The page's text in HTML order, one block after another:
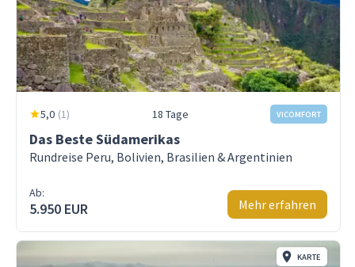
5,0 (1) 18 Tage VICOMFORT
Das Beste Südamerikas
Rundreise Peru, Bolivien, Brasilien & Argentinien
Ab:
5.950 EUR Mehr erfahren
KARTE